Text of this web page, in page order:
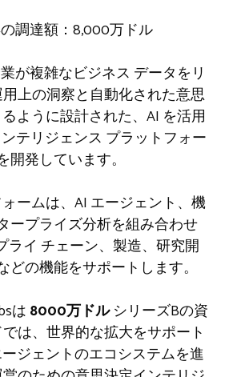
調達額：8,000万ドル
が複雑なビジネス データをリ
上の洞察と自動化された意思
ように設計された、AI を活用
テリジェンス プラットフォー
開発しています。
ームは、AI エージェント、機
ープライズ分析を組み合わせ
ライ チェーン、製造、研究開
どの機能をサポートします。
は 8000万ドルシリーズBの資
は、世界的な拡大をサポート
ジェントのエコシステムを進